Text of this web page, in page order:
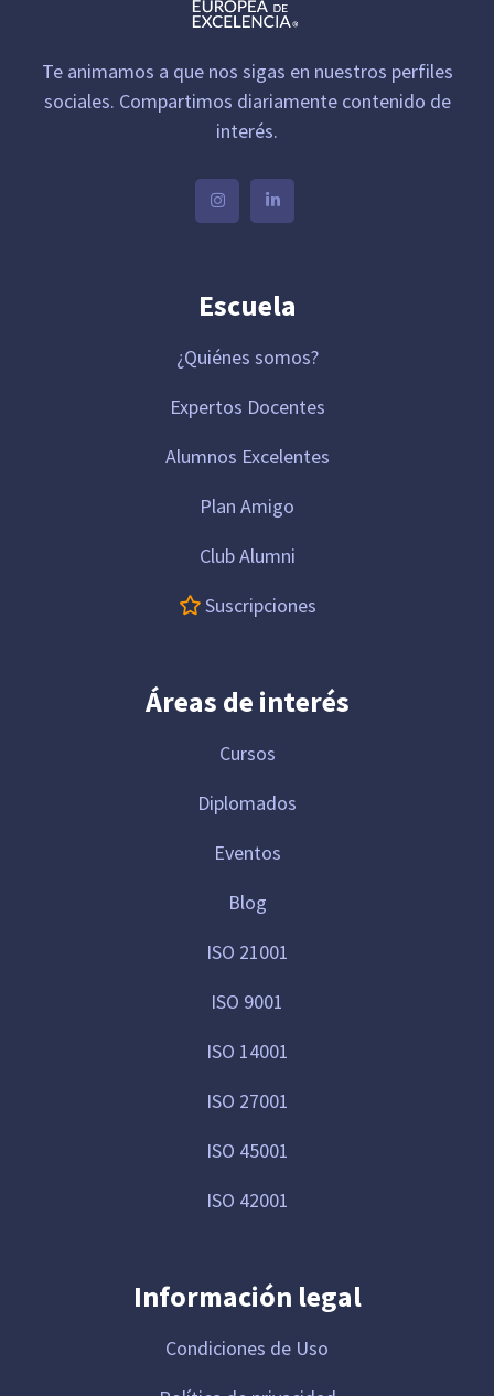
Te animamos a que nos sigas en nuestros perfiles
sociales. Compartimos diariamente contenido de
interés.
Escuela
¿Quiénes somos?
Expertos Docentes
Alumnos Excelentes
Plan Amigo
Club Alumni
Suscripciones
Áreas de interés
Cursos
Diplomados
Eventos
Blog
ISO 21001
ISO 9001
ISO 14001
ISO 27001
ISO 45001
ISO 42001
Información legal
Condiciones de Uso